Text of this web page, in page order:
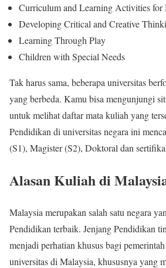
Curriculum and Learning Activities for
Developing Critical and Creative
Learning Through Play
Children with Special Needs
Tak harus sama, beberapa universitas
yang berbeda. Kamu bisa mengunjungi
untuk melihat daftar mata kuliah yang
Pendidikan di universitas negara ini
(S1), Magister (S2), Doktoral dan
Alasan Kuliah di
Malaysia merupakan salah satu negara
Pendidikan terbaik. Jenjang Pendidikan
menjadi perhatian khusus bagi
universitas di Malaysia, khususnya yang